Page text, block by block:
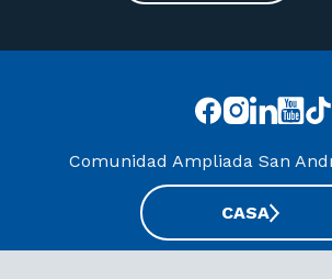
Comunidad Ampliada San
CASA